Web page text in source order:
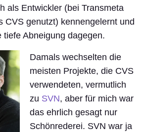
als Entwickler (bei Transmeta
CVS genutzt) kennengelernt und
tiefe Abneigung dagegen.
Damals wechselten die
meisten Projekte, die CVS
verwendeten, vermutlich
zu SVN, aber für mich war
das ehrlich gesagt nur
Schönrederei. SVN war ja